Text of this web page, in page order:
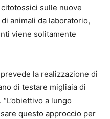
sulle nuove
animali da laboratorio,
viene solitamente
la realizzazione di
di testare migliaia di
a lungo
questo approccio per